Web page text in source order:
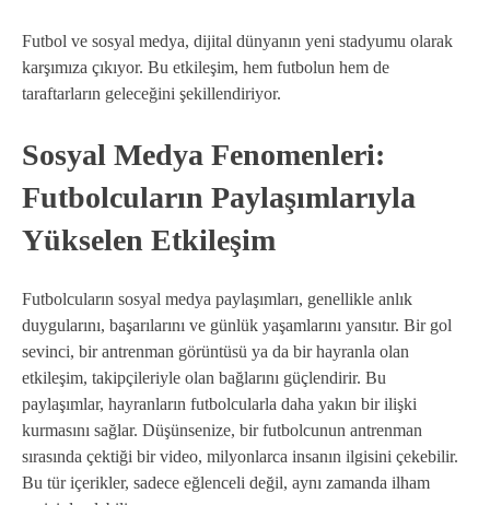
Futbol ve sosyal medya, dijital dünyanın yeni stadyumu olarak
karşımıza çıkıyor. Bu etkileşim, hem futbolun hem de
taraftarların geleceğini şekillendiriyor.
Sosyal Medya Fenomenleri:
Futbolcuların Paylaşımlarıyla
Yükselen Etkileşim
Futbolcuların sosyal medya paylaşımları, genellikle anlık
duygularını, başarılarını ve günlük yaşamlarını yansıtır. Bir gol
sevinci, bir antrenman görüntüsü ya da bir hayranla olan
etkileşim, takipçileriyle olan bağlarını güçlendirir. Bu
paylaşımlar, hayranların futbolcularla daha yakın bir ilişki
kurmasını sağlar. Düşünsenize, bir futbolcunun antrenman
sırasında çektiği bir video, milyonlarca insanın ilgisini çekebilir.
Bu tür içerikler, sadece eğlenceli değil, aynı zamanda ilham